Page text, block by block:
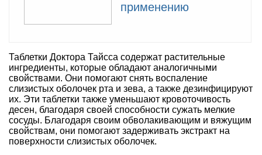
применению
Таблетки Доктора Тайсса содержат растительные
ингредиенты, которые обладают аналогичными
свойствами. Они помогают снять воспаление
слизистых оболочек рта и зева, а также дезинфицируют
их. Эти таблетки также уменьшают кровоточивость
десен, благодаря своей способности сужать мелкие
сосуды. Благодаря своим обволакивающим и вяжущим
свойствам, они помогают задерживать экстракт на
поверхности слизистых оболочек.